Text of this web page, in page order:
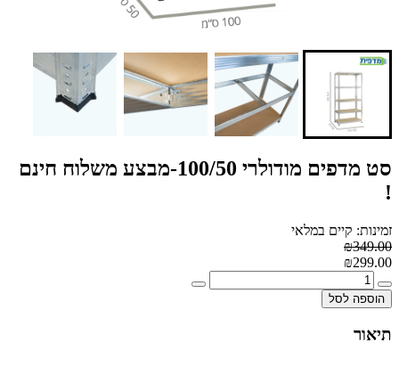
סט מדפים מודולרי 100/50-מבצע משלוח חינם
!
זמינות: קיים במלאי
₪349.00
₪299.00
הוספה לסל
תיאור